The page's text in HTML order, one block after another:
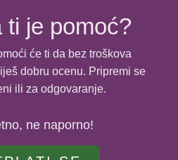
ti je pomoć?
će ti da bez troškova
dobru ocenu. Pripremi se
ili za odgovaranje.
ne naporno!